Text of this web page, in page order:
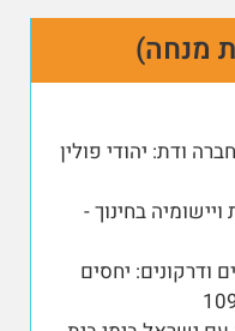
מנחה)
ודת: יהודי פולין
בחינוך -
ודרקונים: יחסים